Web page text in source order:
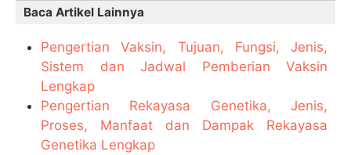
Baca Artikel Lainnya
Pengertian Vaksin, Tujuan, Fungsi, Jenis,
Sistem dan Jadwal Pemberian Vaksin
Lengkap
Pengertian Rekayasa Genetika, Jenis,
Proses, Manfaat dan Dampak Rekayasa
Genetika Lengkap